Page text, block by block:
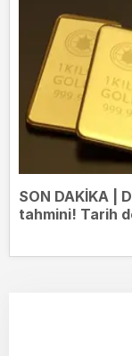
SON DAKİKA |
tahmini! Tarih